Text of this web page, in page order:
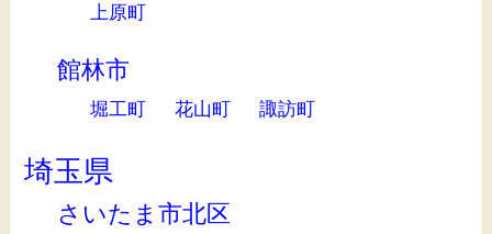
上原町
館林市
堀工町 花山町 諏訪町
埼玉県
さいたま市北区